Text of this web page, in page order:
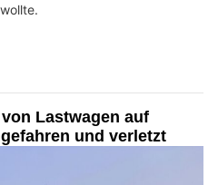
Lastwagen auf
und verletzt